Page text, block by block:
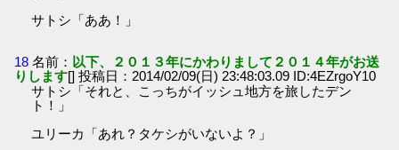
サトシ「ああ！」
18 名前： 以下、２０１３年にかわりまして２０１４年がお送
りします[] 投稿日：2014/02/09(日) 23:48:03.09 ID:4EZrgoY10
サトシ「それと、こっちがイッシュ地方を旅したデン
ト！」
ユリーカ「あれ？タケシがいないよ？」